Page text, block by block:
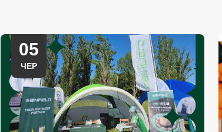
05
ЧЕР